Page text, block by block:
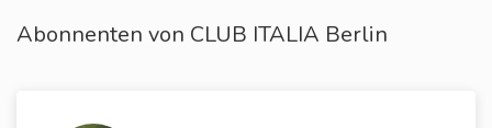
Abonnenten von CLUB ITALIA Berlin